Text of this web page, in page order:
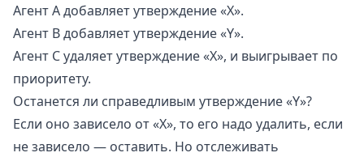
Агент A добавляет утверждение «X».
Агент B добавляет утверждение «Y».
Агент С удаляет утверждение «X», и выигрывает по
приоритету.
Останется ли справедливым утверждение «Y»?
Если оно зависело от «X», то его надо удалить, если
не зависело — оставить. Но отслеживать